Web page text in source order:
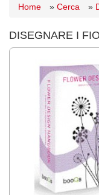
Home » Cerca »
DISEGNARE I